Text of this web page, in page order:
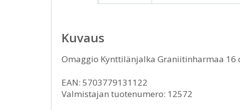
Kuvaus
Omaggio Kynttilänjalka Graniitinharmaa
EAN: 5703779131122
Valmistajan tuotenumero: 12572